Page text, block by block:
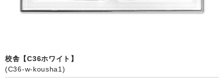
音声時計(集合)
お絵かきギャラリープラス(絵＋個別)
メロディ時計(個別)
校舎【C36ホワイト】
(C36-w-kousha1)